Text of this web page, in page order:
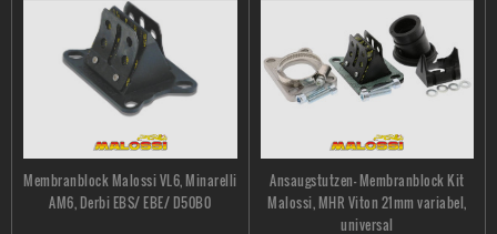
Membranblock Malossi VL6, Minarelli
AM6, Derbi EBS/ EBE/ D50B0
Ansaugstutzen- Membranblock Kit
Malossi, MHR Viton 21mm variabel,
universal